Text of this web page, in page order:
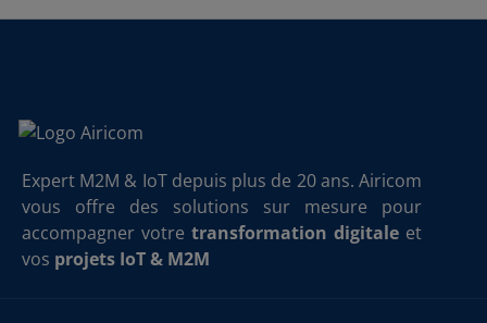
Expert M2M & IoT depuis plus de 20 ans. Airicom
vous offre des solutions sur mesure pour
accompagner votre transformation digitale et
vos projets IoT & M2M